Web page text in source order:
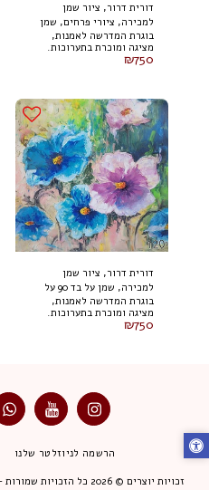
דורית דרור, ציור שמן
למכירה, ציורי פרחים, שמן
על בד 80 על 80 ס"מ
בוגרת המדרשה לאמנות,
מציגה ומוכרת בתערוכות.
₪750
דורית דרור, ציור שמן
למכירה, שמן על בד 90 על
120 ס"מ
בוגרת המדרשה לאמנות,
מציגה ומוכרת בתערוכות.
₪750
הרשמה לניוזלטר שלנו
זכויות יוצרים © 2026 כל הזכויות שמורות -